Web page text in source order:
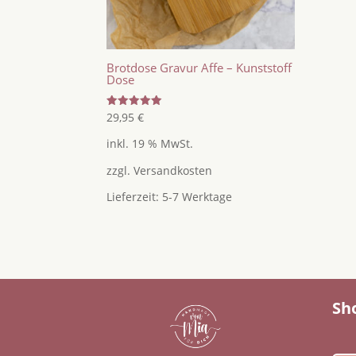
Brotdose Gravur Affe – Kunststoff
Dose
Bewertet
mit
von 5
29,95€
inkl. 19 % MwSt.
zzgl.Versandkosten
Lieferzeit: 5-7 Werktage